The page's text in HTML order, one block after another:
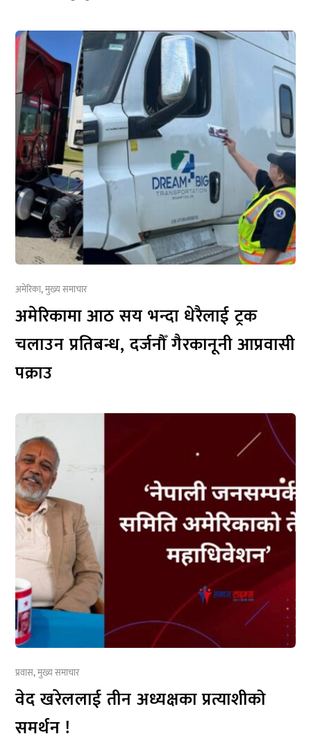
अमेरिका,मुख्य समाचार
अमेरिकामा आठ सय भन्दा धेरैलाई ट्रक
चलाउन प्रतिबन्ध, दर्जनौँ गैरकानूनी आप्रवासी
पक्राउ
प्रवास,मुख्य समाचार
वेद खरेललाई तीन अध्यक्षका प्रत्याशीको
समर्थन !